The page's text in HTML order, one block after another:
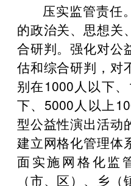
压实监管责任
的政治关、思想关
合研判。强化对公
估和综合研判，对
别在1000人以下
下、5000人以上
型公益性演出活动
建立网格化管理体
面实施网格化监
（市、区）、乡